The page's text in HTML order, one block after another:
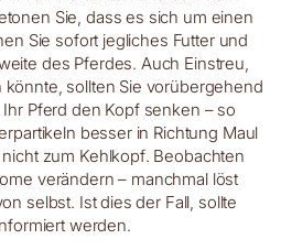
Sie, dass es sich um einen
Sie sofort jegliches Futter und
des Pferdes. Auch Einstreu,
sollten Sie vorübergehend
Pferd den Kopf senken – so
besser in Richtung Maul
zum Kehlkopf. Beobachten
verändern – manchmal löst
selbst. Ist dies der Fall, sollte
werden.